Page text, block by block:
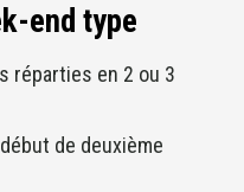
end type
réparties en 2 ou 3
de deuxième